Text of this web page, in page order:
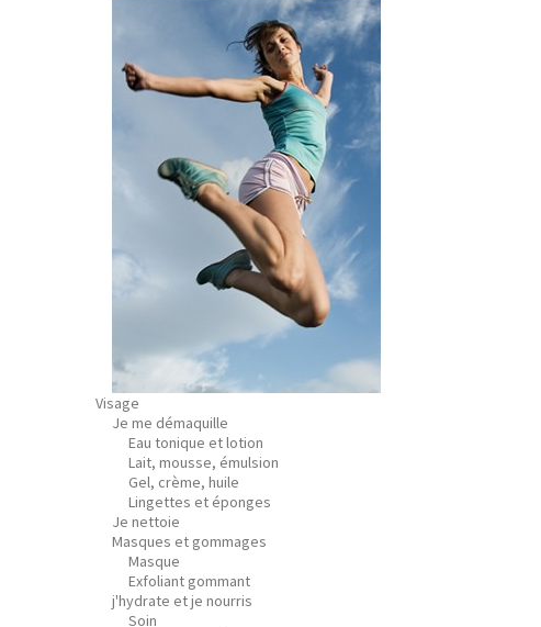
Visage
Je me démaquille
Eau tonique et lotion
Lait, mousse, émulsion
Gel, crème, huile
Lingettes et éponges
Je nettoie
Masques et gommages
Masque
Exfoliant gommant
j'hydrate et je nourris
Soin